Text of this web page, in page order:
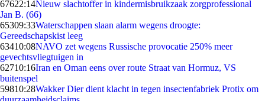
67622:14Nieuw slachtoffer in kindermisbruikzaak zorgprofessional
Jan B. (66)
65309:33Waterschappen slaan alarm wegens droogte:
Gereedschapskist leeg
63410:08NAVO zet wegens Russische provocatie 250% meer
gevechtsvliegtuigen in
62710:16Iran en Oman eens over route Straat van Hormuz, VS
buitenspel
59810:28Wakker Dier dient klacht in tegen insectenfabriek Protix om